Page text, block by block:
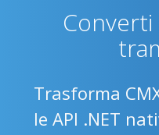
Converti
Trasforma
le API .NET